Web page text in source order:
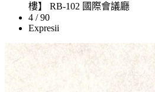
樓】 RB-102 國際會議廳
4 / 90
Expresii